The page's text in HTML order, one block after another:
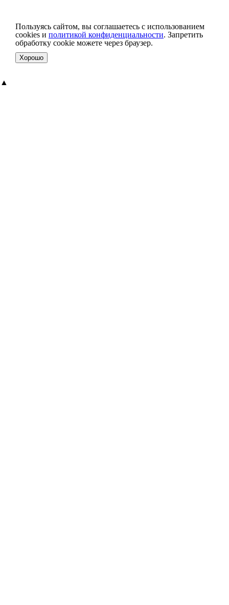
Пользуясь сайтом, вы соглашаетесь с использованием
cookies и политикой конфиденциальности. Запретить
обработку cookie можете через браузер.
Хорошо
▲